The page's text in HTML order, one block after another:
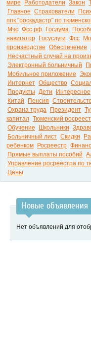
мире
Работодатели Закон
Главное Страхователи
ппк "роскадастр" по
Мчс Фсс рф Госдума
навигатор
Госуслуги Фсс
производстве Обеспечение
Несчастный случай на
Электронный больничный
Мобильное приложение
Интернет Общество
Продукты Дети Интересное
Китай
Пенсия
Охрана труда
Президент
капитал Тюменский
Обучение
Школьники
Больничный лист Скидки
ребенком
Росреестр
Прямые выплаты пособий
Управление росреестра по
Цены
Новые объявления
Нет объявлений для